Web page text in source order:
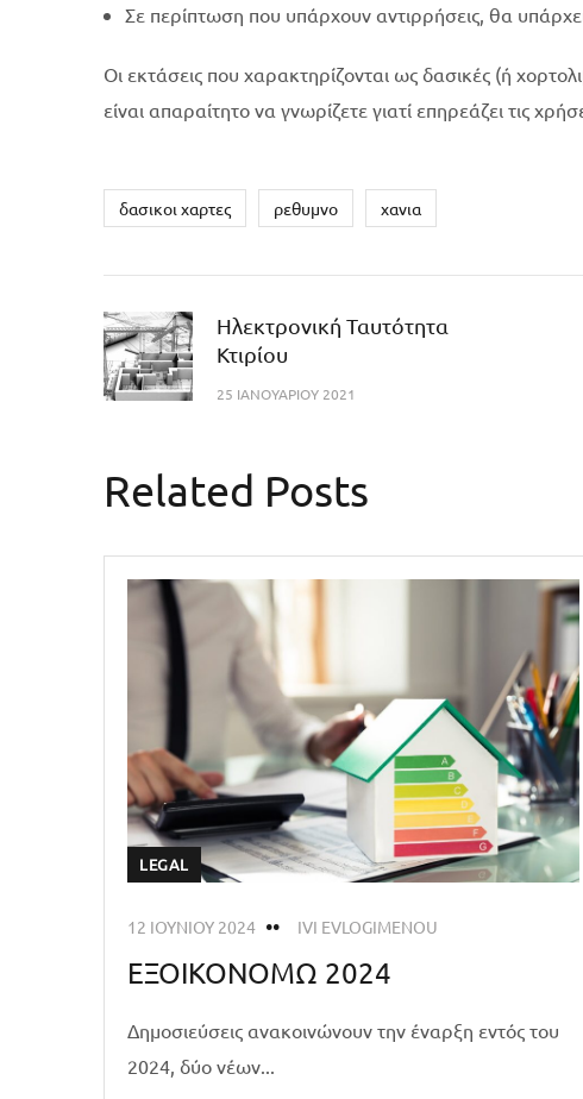
Σε περίπτωση που υπάρχουν αντιρρήσεις, θα
Οι εκτάσεις που χαρακτηρίζονται ως δασικές (ή
είναι απαραίτητο να γνωρίζετε γιατί επηρεάζει τις
δασικοι χαρτες ρεθυμνο χανια
Ηλεκτρονική Ταυτότητα
Κτιρίου
25 ΙΑΝΟΥΑΡΊΟΥ 2021
Related Posts
LEGAL
12 ΙΟΥΝΊΟΥ 2024 IVI EVLOGIMENOU
ΕΞΟΙΚΟΝΟΜΩ 2024
Δημοσιεύσεις ανακοινώνουν την έναρξη εντός του
2024, δύο νέων...